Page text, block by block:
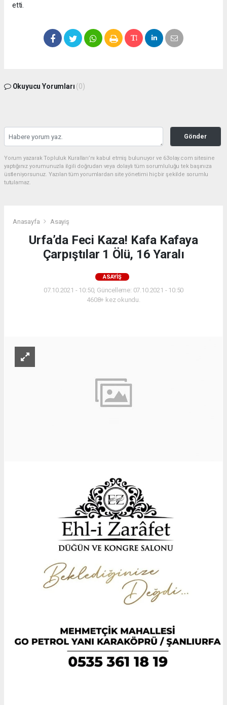
etti.
Okuyucu Yorumları (0)
Gönder
Yorum yazarak Topluluk Kuralları’nı kabul etmiş bulunuyor ve 63olay.com sitesine
yaptığınız yorumunuzla ilgili doğrudan veya dolaylı tüm sorumluluğu tek başınıza
üstleniyorsunuz. Yazılan tüm yorumlardan site yönetimi hiçbir şekilde sorumlu
tutulamaz.
Anasayfa Asayiş
Urfa’da Feci Kaza! Kafa Kafaya
Çarpıştılar 1 Ölü, 16 Yaralı
ASAYIŞ
07.10.2021 - 10:50, Güncelleme: 07.10.2021 - 10:50
4608+ kez okundu.